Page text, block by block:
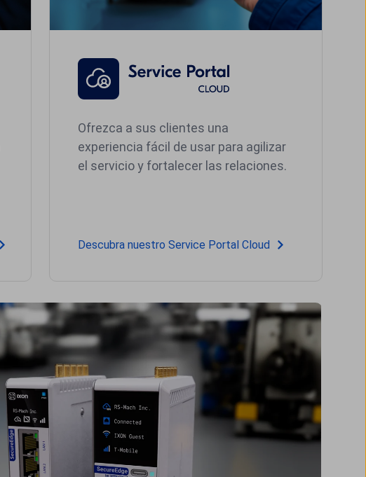
Ofrezca a sus clientes una
experiencia fácil de usar para agilizar
el servicio y fortalecer las relaciones.
Descubra nuestro Service Portal Cloud